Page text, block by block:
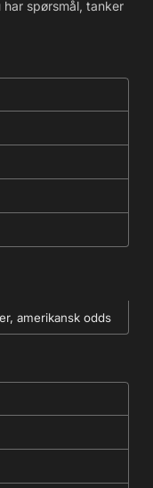
spørsmål, tanker
amerikansk odds